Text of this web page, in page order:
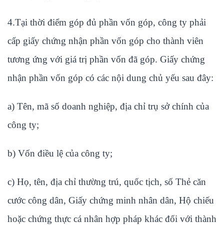
4.Tại thời điểm góp đủ phần vốn góp, công ty phải
cấp giấy chứng nhận phần vốn góp cho thành viên
tương ứng với giá trị phần vốn đã góp. Giấy chứng
nhận phần vốn góp có các nội dung chủ yếu sau đây:
a) Tên, mã số doanh nghiệp, địa chỉ trụ sở chính của
công ty;
b) Vốn điều lệ của công ty;
c) Họ, tên, địa chỉ thường trú, quốc tịch, số Thẻ căn
cước công dân, Giấy chứng minh nhân dân, Hộ chiếu
hoặc chứng thực cá nhân hợp pháp khác đối với thành